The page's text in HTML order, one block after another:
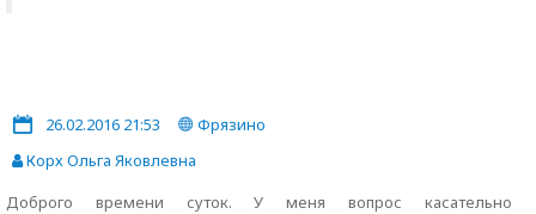
26.02.2016 21:53
Фрязино
Корх Ольга Яковлевна
Доброго времени суток. У меня вопрос касательно